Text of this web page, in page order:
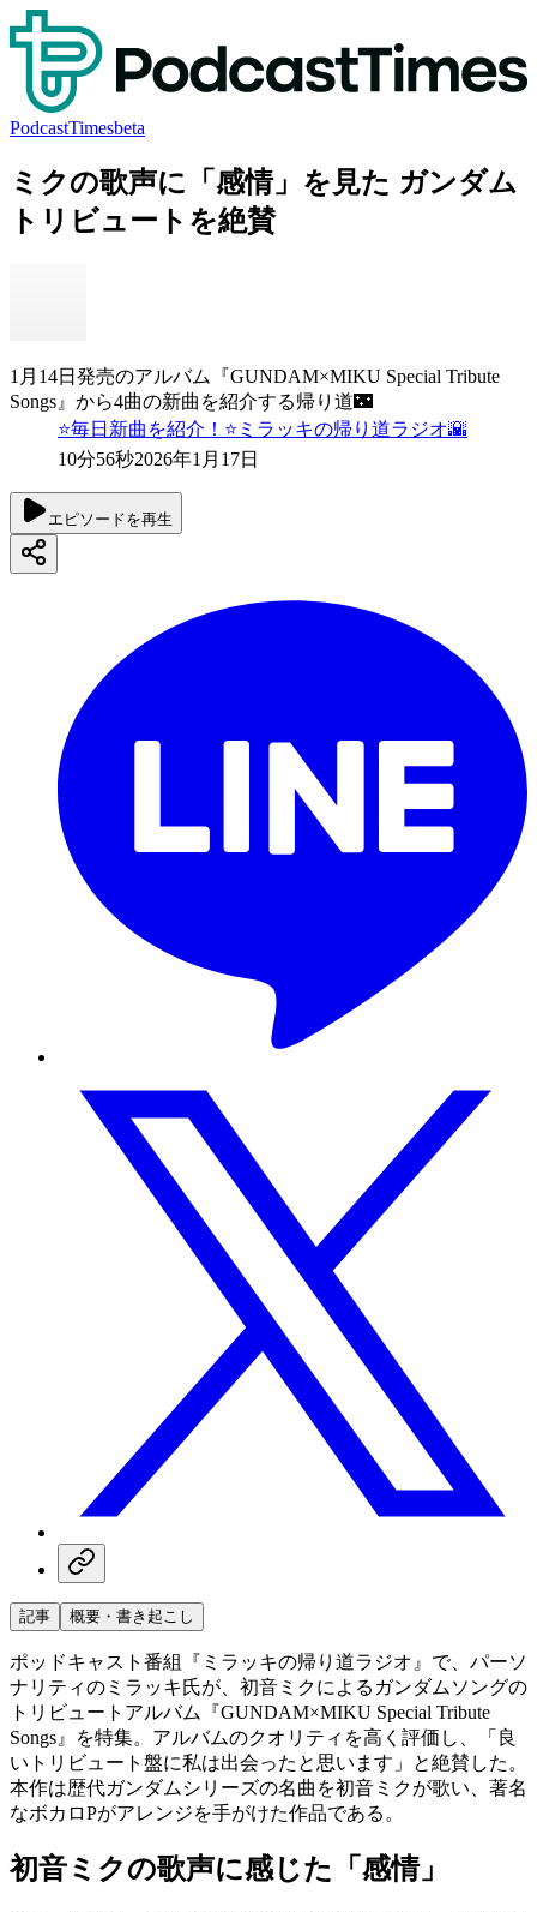
PodcastTimesbeta
ミクの歌声に「感情」を見た ガンダム
トリビュートを絶賛
1月14日発売のアルバム『GUNDAM×MIKU Special Tribute
Songs』から4曲の新曲を紹介する帰り道🌃
⭐️毎日新曲を紹介！⭐️ミラッキの帰り道ラジオ🌇
10分56秒2026年1月17日
エピソードを再生
記事 概要・書き起こし
ポッドキャスト番組『ミラッキの帰り道ラジオ』で、パーソ
ナリティのミラッキ氏が、初音ミクによるガンダムソングの
トリビュートアルバム『GUNDAM×MIKU Special Tribute
Songs』を特集。アルバムのクオリティを高く評価し、「良
いトリビュート盤に私は出会ったと思います」と絶賛した。
本作は歴代ガンダムシリーズの名曲を初音ミクが歌い、著名
なボカロPがアレンジを手がけた作品である。
初音ミクの歌声に感じた「感情」